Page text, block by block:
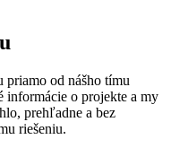
priamo od nášho tímu
informácie o projekte a my
prehľadne a bez
riešeniu.